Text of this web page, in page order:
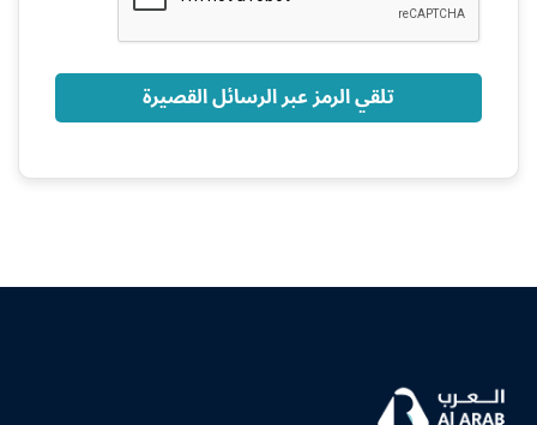
تلقي الرمز عبر الرسائل القصيرة